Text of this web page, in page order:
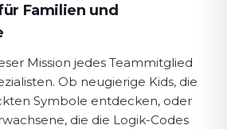
Familien und
Mission jedes Teammitglied
Ob neugierige Kids, die
Symbole entdecken, oder
die die Logik-Codes